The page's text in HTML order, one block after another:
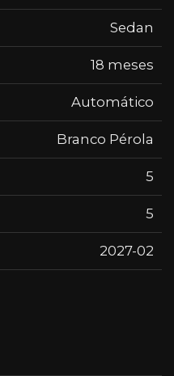
Sedan
18 meses
Automático
Branco Pérola
5
5
2027-02